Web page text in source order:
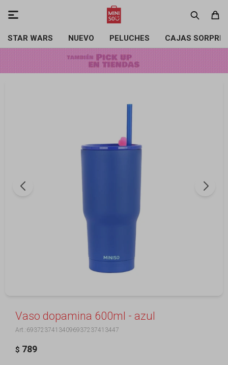
STAR WARS NUEVO PELUCHES CAJAS

Vaso dopamina 600ml - azul
69372374134096937237413447
$ 789